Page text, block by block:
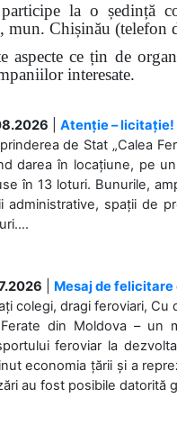
la o
Chișinău (telefon
ce țin de
interesate.
Atenție – licitație!
de Stat „Calea
darea în locațiune, pe
în 13 loturi. Bunurile,
administrative, spații de
Mesaj de
colegi, dragi feroviari,
din Moldova – un
feroviar la
economia țării și a
au fost posibile datorită